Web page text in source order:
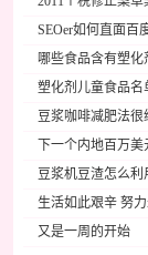
SEOer如何直面百
哪些食品含有塑化
塑化剂儿童食品名
豆浆咖啡减肥法
下一个内地百万
豆浆机豆渣怎么
生活如此艰辛 努
又是一周的开始